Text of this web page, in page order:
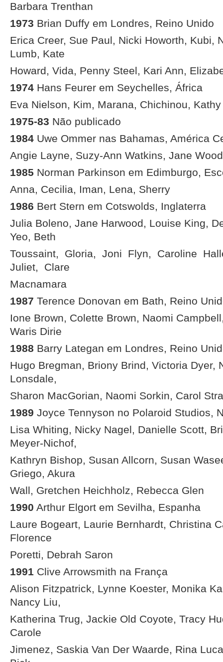
Barbara Trenthan
1973 Brian Duffy em Londres, Reino Unido
Erica Creer, Sue Paul, Nicki Howorth, Kubi,
Lumb, Kate
Howard, Vida, Penny Steel, Kari Ann,
1974 Hans Feurer em Seychelles, África
Eva Nielson, Kim, Marana, Chichinou,
1975-83 Não publicado
1984 Uwe Ommer nas Bahamas, América
Angie Layne, Suzy-Ann Watkins, Jane
1985 Norman Parkinson em Edimburgo,
Anna, Cecilia, Iman, Lena, Sherry
1986 Bert Stern em Cotswolds, Inglaterra
Julia Boleno, Jane Harwood, Louise King,
Yeo, Beth
Toussaint, Gloria, Joni Flyn, Caroline
Juliet, Clare
Macnamara
1987 Terence Donovan em Bath, Reino
Ione Brown, Colette Brown, Naomi
Waris Dirie
1988 Barry Lategan em Londres, Reino
Hugo Bregman, Briony Brind, Victoria Dyer,
Lonsdale,
Sharon MacGorian, Naomi Sorkin, Carol
1989 Joyce Tennyson no Polaroid Studios,
Lisa Whiting, Nicky Nagel, Danielle Scott,
Meyer-Nichof,
Kathryn Bishop, Susan Allcorn, Susan
Griego, Akura
Wall, Gretchen Heichholz, Rebecca Glen
1990 Arthur Elgort em Sevilha, Espanha
Laure Bogeart, Laurie Bernhardt, Christina
Florence
Poretti, Debrah Saron
1991 Clive Arrowsmith na França
Alison Fitzpatrick, Lynne Koester, Monika
Nancy Liu,
Katherina Trug, Jackie Old Coyote, Tracy
Carole
Jimenez, Saskia Van Der Waarde, Rina